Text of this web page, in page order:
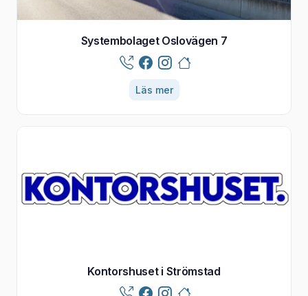
Systembolaget Oslovägen 7
Läs mer
Kontorshuset i Strömstad